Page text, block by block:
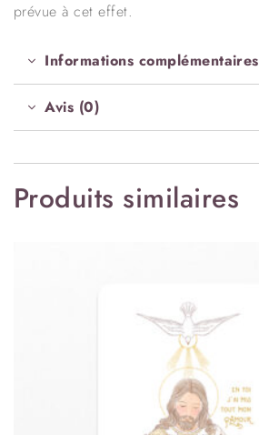
prévue à cet effet.
Informations complémentaires
Avis (0)
Produits similaires